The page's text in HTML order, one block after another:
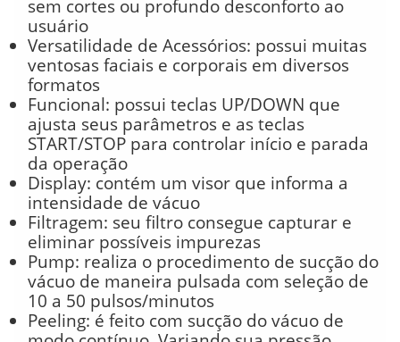
sem cortes ou profundo desconforto ao
usuário
Versatilidade de Acessórios: possui muitas
ventosas faciais e corporais em diversos
formatos
Funcional: possui teclas UP/DOWN que
ajusta seus parâmetros e as teclas
START/STOP para controlar início e parada
da operação
Display: contém um visor que informa a
intensidade de vácuo
Filtragem: seu filtro consegue capturar e
eliminar possíveis impurezas
Pump: realiza o procedimento de sucção do
vácuo de maneira pulsada com seleção de
10 a 50 pulsos/minutos
Peeling: é feito com sucção do vácuo de